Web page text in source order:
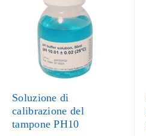
Soluzione di
calibrazione del
tampone PH10